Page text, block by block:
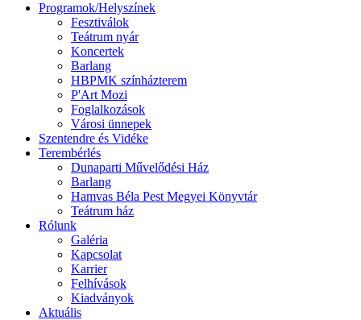
Programok/Helyszínek
Fesztiválok
Teátrum nyár
Koncertek
Barlang
HBPMK színházterem
P'Art Mozi
Foglalkozások
Városi ünnepek
Szentendre és Vidéke
Terembérlés
Dunaparti Művelődési Ház
Barlang
Hamvas Béla Pest Megyei Könyvtár
Teátrum ház
Rólunk
Galéria
Kapcsolat
Karrier
Felhívások
Kiadványok
Aktuális